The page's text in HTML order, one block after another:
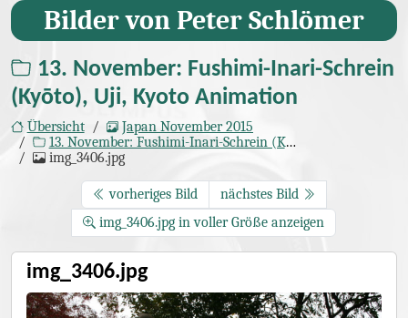
Bilder von Peter Schlömer
13. November: Fushimi-Inari-Schrein
(Kyōto), Uji, Kyoto Animation
Übersicht
Japan November 2015
13. November: Fushimi-Inari-Schrein (Kyōto), Uji, Kyoto Animation
img_3406.jpg
vorheriges Bild
nächstes Bild
img_3406.jpg in voller Größe anzeigen
img_3406.jpg